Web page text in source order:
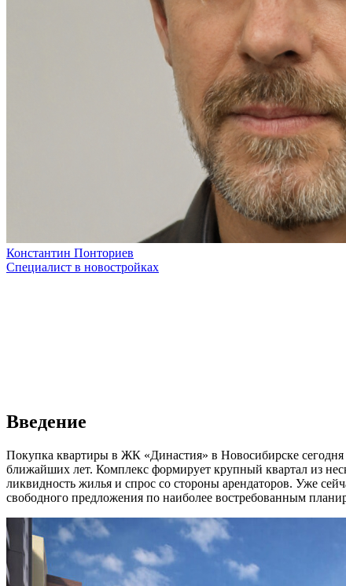
Константин Понториев
Специалист в новостройках
Введение
Покупка квартиры в ЖК «Династия» в Новосибирске сегодня
ближайших лет. Комплекс формирует крупный квартал из
ликвидность жилья и спрос со стороны арендаторов. Уже
свободного предложения по наиболее востребованным